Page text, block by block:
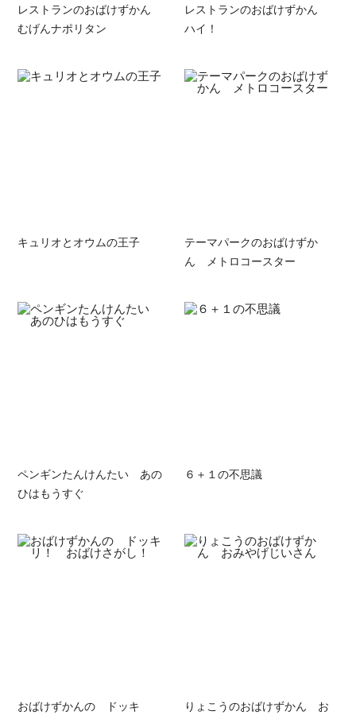
レストランのおばけずかん
むげんナポリタン
レストランのおばけずかん
ハイ！
キュリオとオウムの王子
テーマパークのおばけずか
ん メトロコースター
ペンギンたんけんたい あの
ひはもうすぐ
６＋１の不思議
おばけずかんの ドッキ
りょこうのおばけずかん お